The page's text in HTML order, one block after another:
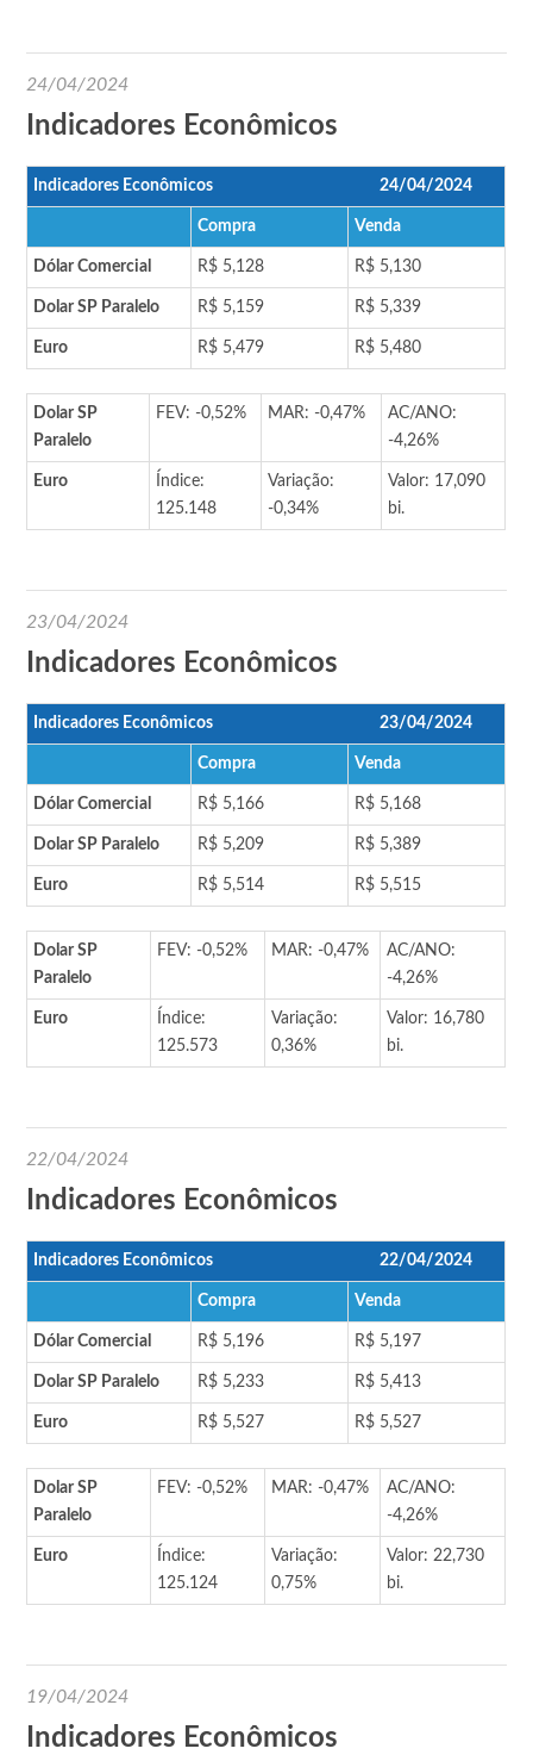
24/04/2024
Indicadores Econômicos
Indicadores Econômicos 24/04/2024
Compra Venda
Dólar Comercial R$ 5,128 R$ 5,130
Dolar SP Paralelo R$ 5,159 R$ 5,339
Euro R$ 5,479 R$ 5,480
Dolar SP
Paralelo
FEV: -0,52% MAR: -0,47%
AC/ANO:
-4,26%
Euro
Índice:
125.148
Variação:
-0,34%
Valor: 17,090
bi.
23/04/2024
Indicadores Econômicos
Indicadores Econômicos 23/04/2024
Compra Venda
Dólar Comercial R$ 5,166 R$ 5,168
Dolar SP Paralelo R$ 5,209 R$ 5,389
Euro R$ 5,514 R$ 5,515
Dolar SP
Paralelo
FEV: -0,52% MAR: -0,47%
AC/ANO:
-4,26%
Euro
Índice:
125.573
Variação:
0,36%
Valor: 16,780
bi.
22/04/2024
Indicadores Econômicos
Indicadores Econômicos 22/04/2024
Compra Venda
Dólar Comercial R$ 5,196 R$ 5,197
Dolar SP Paralelo R$ 5,233 R$ 5,413
Euro R$ 5,527 R$ 5,527
Dolar SP
Paralelo
FEV: -0,52% MAR: -0,47%
AC/ANO:
-4,26%
Euro
Índice:
125.124
Variação:
0,75%
Valor: 22,730
bi.
19/04/2024
Indicadores Econômicos